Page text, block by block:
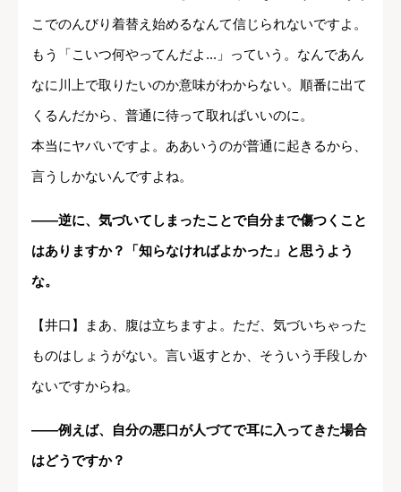
こでのんびり着替え始めるなんて信じられないですよ。
もう「こいつ何やってんだよ...」っていう。なんであん
なに川上で取りたいのか意味がわからない。順番に出て
くるんだから、普通に待って取ればいいのに。
本当にヤバいですよ。ああいうのが普通に起きるから、
言うしかないんですよね。
――逆に、気づいてしまったことで自分まで傷つくこと
はありますか？「知らなければよかった」と思うよう
な。
【井口】まあ、腹は立ちますよ。ただ、気づいちゃった
ものはしょうがない。言い返すとか、そういう手段しか
ないですからね。
――例えば、自分の悪口が人づてで耳に入ってきた場合
はどうですか？